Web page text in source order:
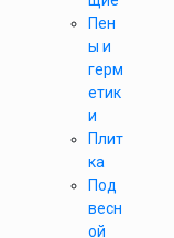
Пен
ы и
герм
етик
и
Плит
ка
Под
весн
ой